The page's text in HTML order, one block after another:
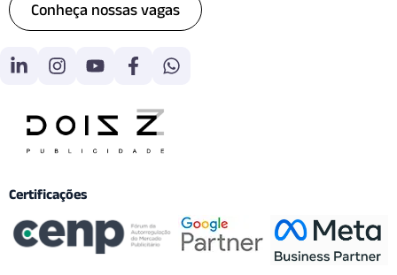
Conheça nossas vagas
Certificações